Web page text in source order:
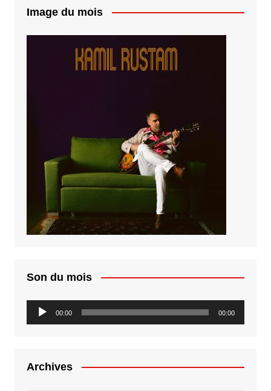
Image du mois
Son du mois
Lecteur
audio
00:00 00:00
Archives